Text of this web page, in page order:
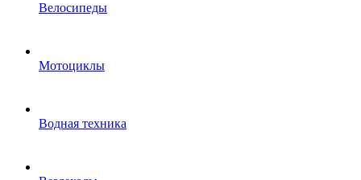
Велосипеды
Мотоциклы
Водная техника